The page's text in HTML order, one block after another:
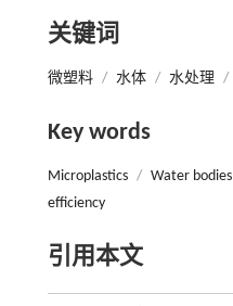
关键词
微塑料 / 水体 / 水处理 /
Key words
Microplastics / Water bodies
efficiency
引用本文